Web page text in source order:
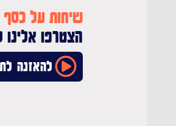
שיחות על כסף 30.4.26
הצטרפו
להאזנה